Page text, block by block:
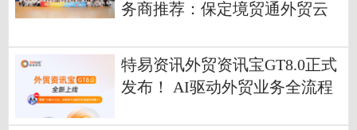
务商推荐：保定境贸通外贸云
特易资讯外贸资讯宝GT8.0正式
发布！ AI驱动外贸业务全流程